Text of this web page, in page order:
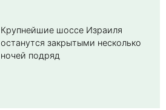
Крупнейшие шоссе Израиля
останутся закрытыми несколько
ночей подряд